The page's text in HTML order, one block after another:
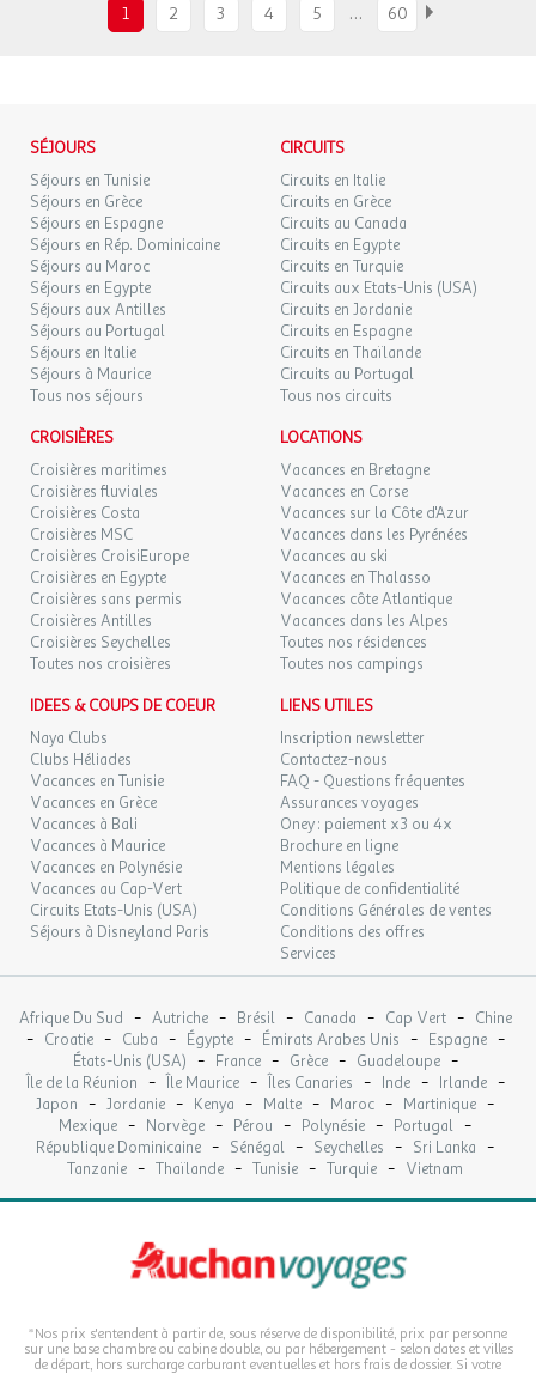
1 2 3 4 5 … 60
SÉJOURS
Séjours en Tunisie
Séjours en Grèce
Séjours en Espagne
Séjours en Rép. Dominicaine
Séjours au Maroc
Séjours en Egypte
Séjours aux Antilles
Séjours au Portugal
Séjours en Italie
Séjours à Maurice
Tous nos séjours
CIRCUITS
Circuits en Italie
Circuits en Grèce
Circuits au Canada
Circuits en Egypte
Circuits en Turquie
Circuits aux Etats-Unis (USA)
Circuits en Jordanie
Circuits en Espagne
Circuits en Thaïlande
Circuits au Portugal
Tous nos circuits
CROISIÈRES
Croisières maritimes
Croisières fluviales
Croisières Costa
Croisières MSC
Croisières CroisiEurope
Croisières en Egypte
Croisières sans permis
Croisières Antilles
Croisières Seychelles
Toutes nos croisières
LOCATIONS
Vacances en Bretagne
Vacances en Corse
Vacances sur la Côte d'Azur
Vacances dans les Pyrénées
Vacances au ski
Vacances en Thalasso
Vacances côte Atlantique
Vacances dans les Alpes
Toutes nos résidences
Toutes nos campings
IDEES & COUPS DE COEUR
Naya Clubs
Clubs Héliades
Vacances en Tunisie
Vacances en Grèce
Vacances à Bali
Vacances à Maurice
Vacances en Polynésie
Vacances au Cap-Vert
Circuits Etats-Unis (USA)
Séjours à Disneyland Paris
LIENS UTILES
Inscription newsletter
Contactez-nous
FAQ - Questions fréquentes
Assurances voyages
Oney : paiement x3 ou 4x
Brochure en ligne
Mentions légales
Politique de confidentialité
Conditions Générales de ventes
Conditions des offres
Services
Afrique Du Sud - Autriche - Brésil - Canada - Cap Vert - Chine
- Croatie - Cuba - Égypte - Émirats Arabes Unis - Espagne -
États-Unis (USA) - France - Grèce - Guadeloupe -
Île de la Réunion - Île Maurice - Îles Canaries - Inde - Irlande -
Japon - Jordanie - Kenya - Malte - Maroc - Martinique -
Mexique - Norvège - Pérou - Polynésie - Portugal -
République Dominicaine - Sénégal - Seychelles - Sri Lanka -
Tanzanie - Thaïlande - Tunisie - Turquie - Vietnam
*Nos prix s'entendent à partir de, sous réserve de disponibilité, prix par personne
sur une base chambre ou cabine double, ou par hébergement - selon dates et villes
de départ, hors surcharge carburant eventuelles et hors frais de dossier. Si votre